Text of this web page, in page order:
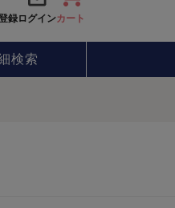
録ログインカート
検索